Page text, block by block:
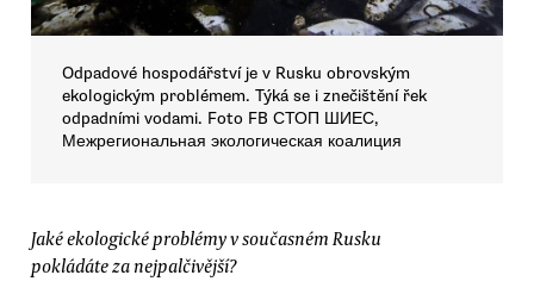
Odpadové hospodářství je v Rusku obrovským
ekologickým problémem. Týká se i znečištění řek
odpadními vodami. Foto FB СТОП ШИЕС,
Межрегиональная экологическая коалиция
Jaké ekologické problémy v současném Rusku
pokládáte za nejpalčivější?